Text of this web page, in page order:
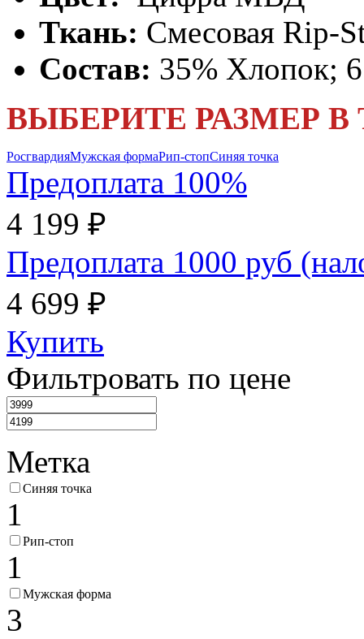
Ткань: Смесовая Rip-
Состав: 35% Хлопок;
ВЫБЕРИТЕ РАЗМЕР В
РосгвардияМужская формаРип-стопСиняя точка
Предоплата 100%
4 199 ₽
Предоплата 1000 руб
4 699 ₽
Купить
Фильтровать по цене
Метка
Синяя точка
1
Рип-стоп
1
Мужская форма
3